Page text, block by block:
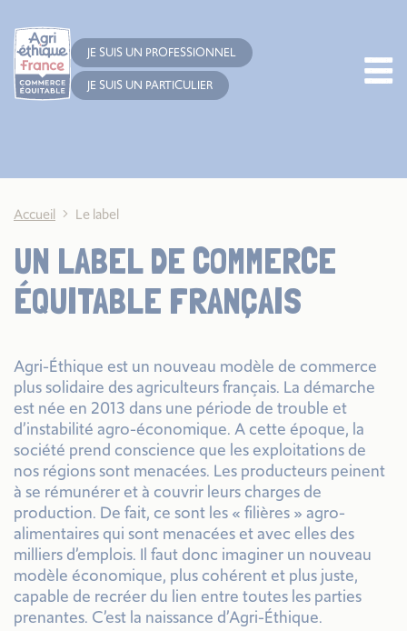
JE SUIS UN PROFESSIONNEL
JE SUIS UN PARTICULIER
Accueil Le label
UN LABEL DE COMMERCE
ÉQUITABLE FRANÇAIS
Agri-Éthique est un nouveau modèle de commerce
plus solidaire des agriculteurs français. La démarche
est née en 2013 dans une période de trouble et
d’instabilité agro-économique. A cette époque, la
société prend conscience que les exploitations de
nos régions sont menacées. Les producteurs peinent
à se rémunérer et à couvrir leurs charges de
production. De fait, ce sont les « filières » agro-
alimentaires qui sont menacées et avec elles des
milliers d’emplois. Il faut donc imaginer un nouveau
modèle économique, plus cohérent et plus juste,
capable de recréer du lien entre toutes les parties
prenantes. C’est la naissance d’Agri-Éthique.